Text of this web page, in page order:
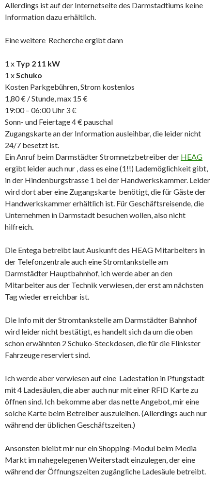
Allerdings ist auf der Internetseite des Darmstadtiums keine
Information dazu erhältlich.
Eine weitere Recherche ergibt dann
1 x Typ 2 11 kW
1 xSchuko
Kosten Parkgebühren, Strom kostenlos
1,80 € / Stunde, max 15 €
19:00 – 06:00 Uhr 3 €
Sonn- und Feiertage 4 € pauschal
Zugangskarte an der Information ausleihbar, die leider nicht
24/7 besetzt ist.
Ein Anruf beim Darmstädter Stromnetzbetreiber der HEAG
ergibt leider auch nur , dass es eine (1!!) Lademöglichkeit gibt,
in der Hindenburgstrasse 1 bei der Handwerkskammer. Leider
wird dort aber eine Zugangskarte benötigt, die für Gäste der
Handwerkskammer erhältlich ist. Für Geschäftsreisende, die
Unternehmen in Darmstadt besuchen wollen, also nicht
hilfreich.
Die Entega betreibt laut Auskunft des HEAG Mitarbeiters in
der Telefonzentrale auch eine Stromtankstelle am
Darmstädter Hauptbahnhof, ich werde aber an den
Mitarbeiter aus der Technik verwiesen, der erst am nächsten
Tag wieder erreichbar ist.
Die Info mit der Stromtankstelle am Darmstädter Bahnhof
wird leider nicht bestätigt, es handelt sich da um die oben
schon erwähnten 2 Schuko-Steckdosen, die für die Flinkster
Fahrzeuge reserviert sind.
Ich werde aber verwiesen auf eine Ladestation in Pfungstadt
mit 4 Ladesäulen, die aber auch nur mit einer RFID Karte zu
öffnen sind. Ich bekomme aber das nette Angebot, mir eine
solche Karte beim Betreiber auszuleihen. (Allerdings auch nur
während der üblichen Geschäftszeiten.)
Ansonsten bleibt mir nur ein Shopping-Modul beim Media
Markt im nahegelegenen Weiterstadt einzulegen, der eine
während der Öffnungszeiten zugängliche Ladesäule betreibt.